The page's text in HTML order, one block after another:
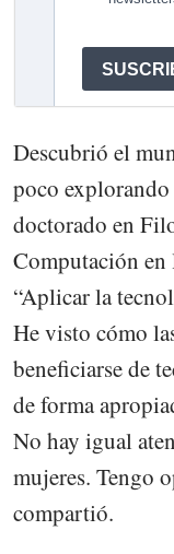
Descubrió el
poco
doctorado en
Computación
“Aplicar la
He visto cómo
beneficiarse de
de forma
No hay igual
mujeres. Tengo
compartió.